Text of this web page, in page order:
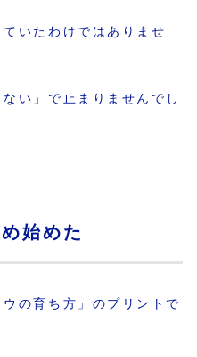
いたわけではありませ
い」で止まりませんでし
始めた
の育ち方」のプリントで